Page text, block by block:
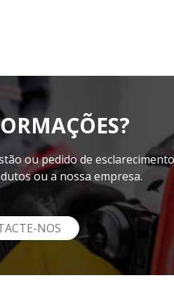
ou pedido de esclarecimento
ou a nossa empresa.
NOS